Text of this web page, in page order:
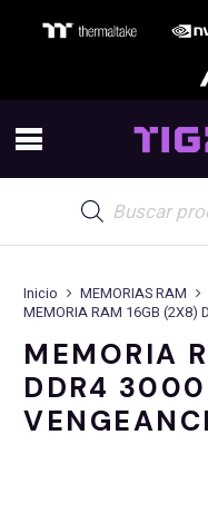
de
productos
Inicio MEMORIAS RAM
MEMORIA RAM 16GB (2X8)
MEMORIA
DDR4 3000